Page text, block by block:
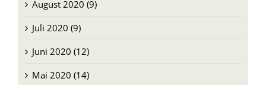
August 2020 (9)
Juli 2020 (9)
Juni 2020 (12)
Mai 2020 (14)